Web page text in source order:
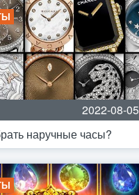
2022-08-05
наручные часы?